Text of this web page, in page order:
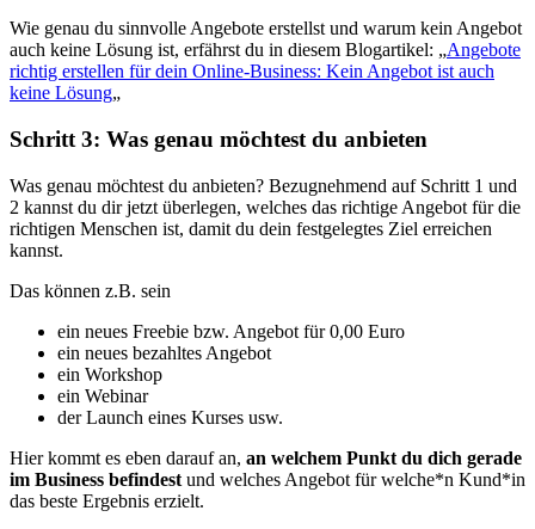
Wie genau du sinnvolle Angebote erstellst und warum kein Angebot
auch keine Lösung ist, erfährst du in diesem Blogartikel: „Angebote
richtig erstellen für dein Online-Business: Kein Angebot ist auch
keine Lösung„
Schritt 3: Was genau möchtest du anbieten
Was genau möchtest du anbieten? Bezugnehmend auf Schritt 1 und
2 kannst du dir jetzt überlegen, welches das richtige Angebot für die
richtigen Menschen ist, damit du dein festgelegtes Ziel erreichen
kannst.
Das können z.B. sein
ein neues Freebie bzw. Angebot für 0,00 Euro
ein neues bezahltes Angebot
ein Workshop
ein Webinar
der Launch eines Kurses usw.
Hier kommt es eben darauf an, an welchem Punkt du dich gerade
im Business befindest und welches Angebot für welche*n Kund*in
das beste Ergebnis erzielt.